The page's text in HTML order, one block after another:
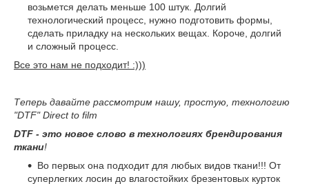
возьмется делать меньше 100 штук. Долгий
технологический процесс, нужно подготовить формы,
сделать приладку на нескольких вещах. Короче, долгий
и сложный процесс.
Все это нам не подходит! :)))
Теперь давайте рассмотрим нашу, простую, технологию
"DTF" Direct to film
DTF - это новое слово в технологиях брендирования
ткани!
Во первых она подходит для любых видов ткани!!! От
суперлегких лосин до влагостойких брезентовых курток